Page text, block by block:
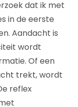
dat ik met
in de eerste
Aandacht is
wordt
Of een
trekt, wordt
reflex